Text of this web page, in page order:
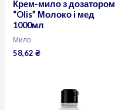
Крем-мило з дозатором
“Olis” Молоко і мед
1000мл
Мило
58,62₴